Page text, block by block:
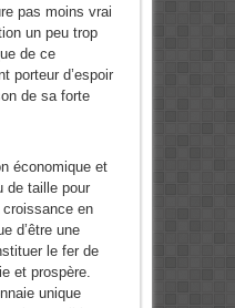
pas moins vrai
un peu trop
de ce
porteur d’espoir
de sa forte
économique et
de taille pour
en
d’être une
le fer de
et prospère.
unique